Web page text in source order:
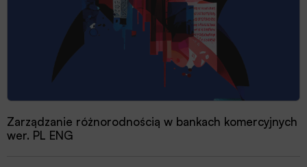
Zarządzanie różnorodnością w bankach komercyjnych
wer. PL ENG